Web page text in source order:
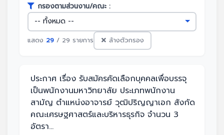
กรองตามส่วนงาน/คณะ :
แสดง 29 / 29 รายการ ล้างตัวกรอง
ประกาศ เรื่อง รับสมัครคัดเลือกบุคคลเพื่อบรรจุ
เป็นพนักงานมหาวิทยาลัย ประเภทพนักงาน
สามัญ ตำแหน่งอาจารย์ วุฒิปริญญาเอก สังกัด
คณะเศรษฐศาสตร์และบริหารธุรกิจ จำนวน 3
อัตรา...